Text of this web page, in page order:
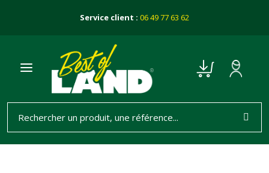
Service client : 06 49 77 63 62